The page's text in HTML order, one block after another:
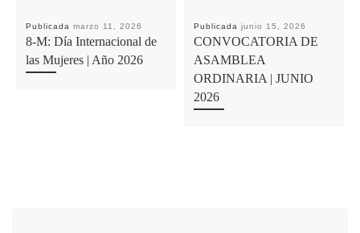
Publicada marzo 11, 2026
8-M: Día Internacional de
las Mujeres | Año 2026
Publicada junio 15, 2026
CONVOCATORIA DE
ASAMBLEA
ORDINARIA | JUNIO
2026